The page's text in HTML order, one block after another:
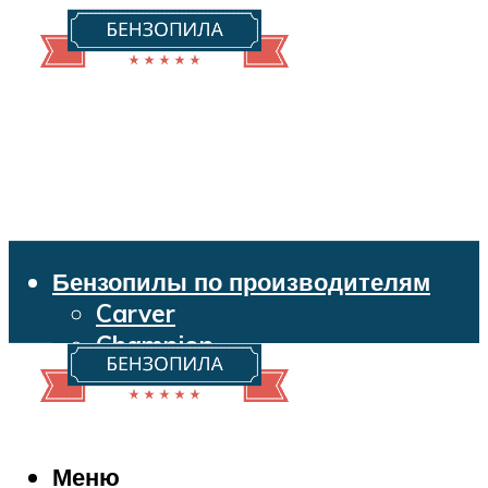
Бензопилы по производителям
Carver
Champion
Echo
Husqvarna
Makita
Меню